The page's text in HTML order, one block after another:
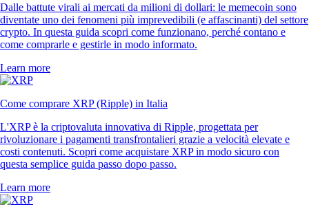
Dalle battute virali ai mercati da milioni di dollari: le memecoin sono
diventate uno dei fenomeni più imprevedibili (e affascinanti) del settore
crypto. In questa guida scopri come funzionano, perché contano e
come comprarle e gestirle in modo informato.
Learn more
Come comprare XRP (Ripple) in Italia
L'XRP è la criptovaluta innovativa di Ripple, progettata per
rivoluzionare i pagamenti transfrontalieri grazie a velocità elevate e
costi contenuti. Scopri come acquistare XRP in modo sicuro con
questa semplice guida passo dopo passo.
Learn more